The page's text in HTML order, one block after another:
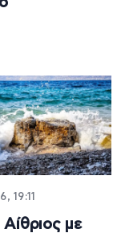
19:11
Αίθριος με